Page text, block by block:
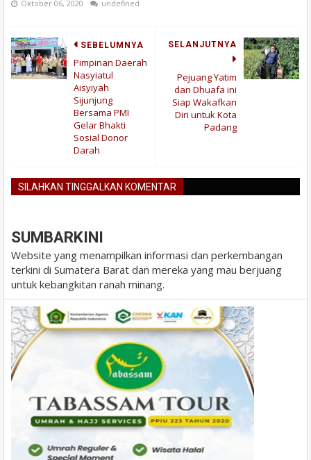
Oktober 06, 2020 undefined
SELANJUTNYA
Pejuang Yatim
dan Dhuafa ini
Siap Wakafkan
Diri untuk Kota
Padang
SEBELUMNYA
Pimpinan Daerah
Nasyiatul
Aisyiyah
Sijunjung
Bersama PMI
Gelar Bhakti
Sosial Donor
Darah
SILAHKAN TINGGALKAN KOMENTAR
SUMBARKINI
Website yang menampilkan informasi dan perkembangan
terkini di Sumatera Barat dan mereka yang mau berjuang
untuk kebangkitan ranah minang.